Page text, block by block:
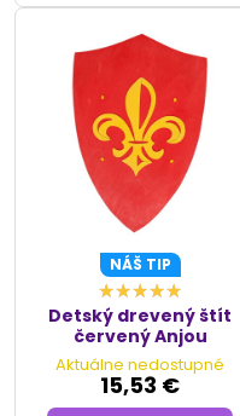
NÁŠ TIP
Detský drevený štít
červený Anjou
Aktuálne nedostupné
15,53 €